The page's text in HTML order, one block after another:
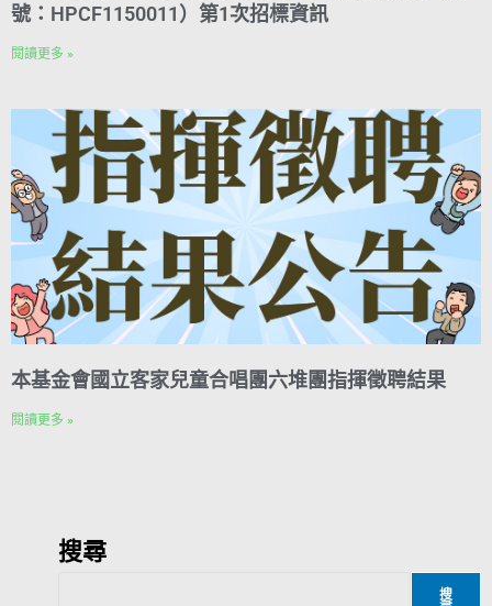
號：HPCF1150011）第1次招標資訊
閱讀更多 »
本基金會國立客家兒童合唱團六堆團指揮徵聘結果
閱讀更多 »
搜尋
搜